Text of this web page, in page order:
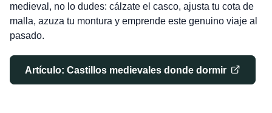
medieval, no lo dudes: cálzate el casco, ajusta tu cota de
malla, azuza tu montura y emprende este genuino viaje al
pasado.
Artículo: Castillos medievales donde dormir